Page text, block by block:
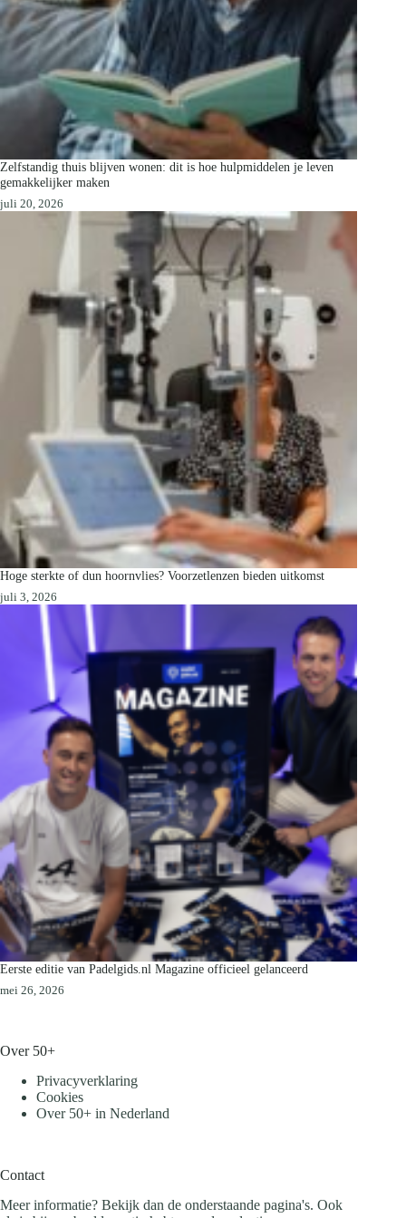
Zelfstandig thuis blijven wonen: dit is hoe hulpmiddelen je leven
gemakkelijker maken
juli 20, 2026
Hoge sterkte of dun hoornvlies? Voorzetlenzen bieden uitkomst
juli 3, 2026
Eerste editie van Padelgids.nl Magazine officieel gelanceerd
mei 26, 2026
Over 50+
Privacyverklaring
Cookies
Over 50+ in Nederland
Contact
Meer informatie? Bekijk dan de onderstaande pagina's. Ook